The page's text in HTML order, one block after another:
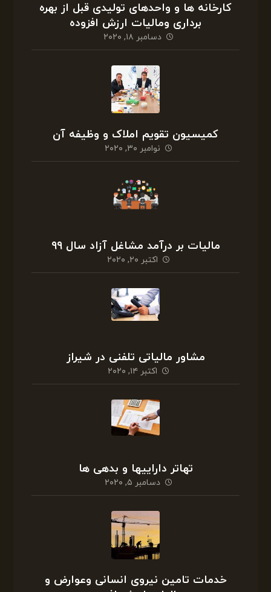
کارخانه ها و واحدهای تولیدی قبل از بهره
برداری ومالیات ارزش افزوده
دسامبر ۱۸, ۲۰۲۰
کمیسیون تقویم املاک و وظیفه آن
نوامبر ۳۰, ۲۰۲۰
مالیات بر درآمد مشاغل آزاد سال ۹۹
اکتبر ۲۰, ۲۰۲۰
مشاور مالیاتی تلفنی در شیراز
اکتبر ۱۴, ۲۰۲۰
تهاتر داراییها و بدهی ها
دسامبر ۵, ۲۰۲۰
خدمات تامین نیروی انسانی وعوارض و